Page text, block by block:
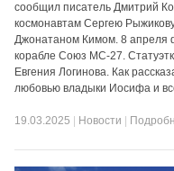
сообщил писатель Дмитрий
космонавтам Сергею
Джонатаном Кимом. 8 апреля
корабле Союз МС-27.
Евгения Логинова. Как
любовью владыки Иосифа и
19.03.2025 Новости